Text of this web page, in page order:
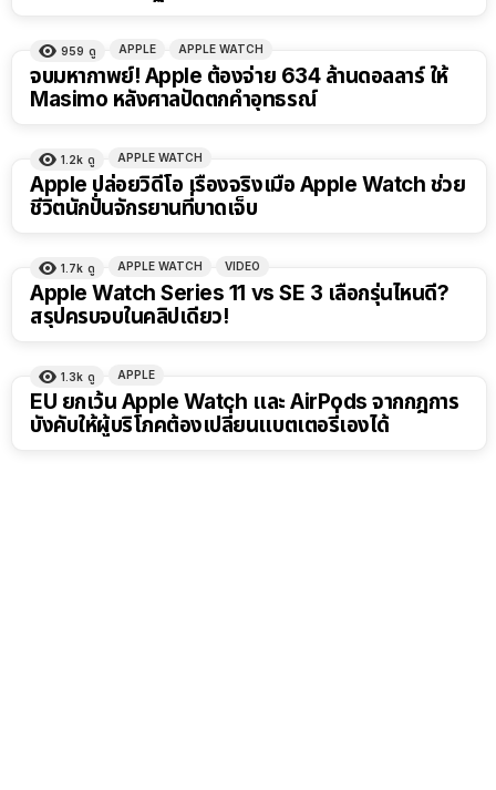
959 ดู APPLE APPLE WATCH
จบมหากาพย์! Apple ต้องจ่าย 634 ล้านดอลลาร์ ให้
Masimo หลังศาลปัดตกคำอุทธรณ์
1.2k ดู APPLE WATCH
Apple ปล่อยวิดีโอ เรื่องจริงเมื่อ Apple Watch ช่วย
ชีวิตนักปั่นจักรยานที่บาดเจ็บ
1.7k ดู APPLE WATCH VIDEO
Apple Watch Series 11 vs SE 3 เลือกรุ่นไหนดี?
สรุปครบจบในคลิปเดียว!
1.3k ดู APPLE
EU ยกเว้น Apple Watch และ AirPods จากกฎการ
บังคับให้ผู้บริโภคต้องเปลี่ยนแบตเตอรี่เองได้